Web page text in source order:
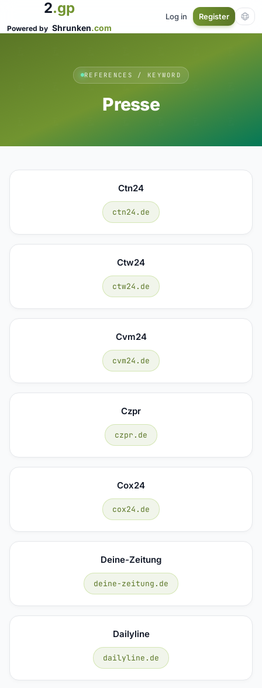
2.gp
Powered by Shrunken.com
Log in Register
REFERENCES / KEYWORD
Presse
Ctn24
ctn24.de
Ctw24
ctw24.de
Cvm24
cvm24.de
Czpr
czpr.de
Cox24
cox24.de
Deine-Zeitung
deine-zeitung.de
Dailyline
dailyline.de